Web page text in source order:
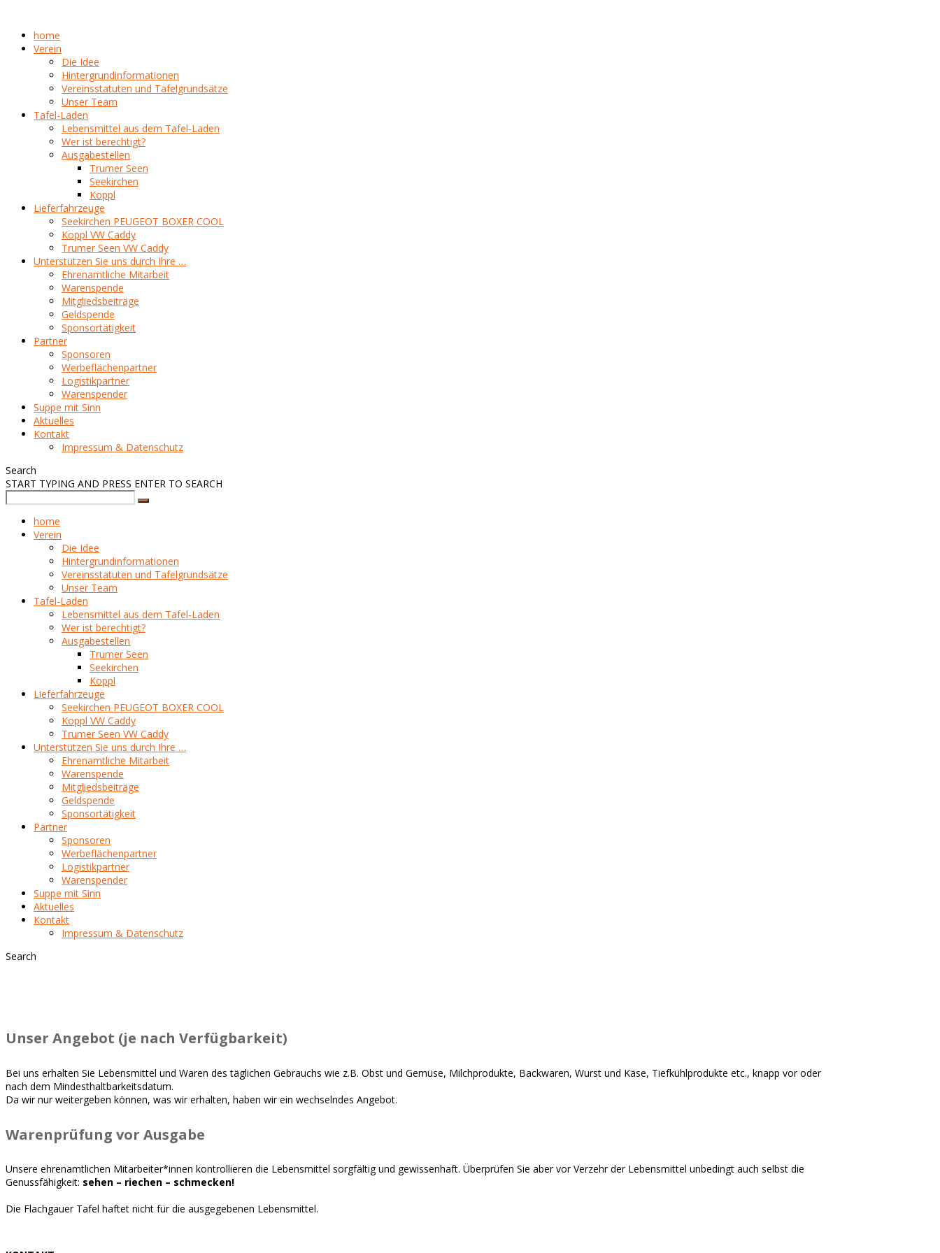
home
Verein
Die Idee
Hintergrundinformationen
Vereinsstatuten und Tafelgrundsätze
Unser Team
Tafel-Laden
Lebensmittel aus dem Tafel-Laden
Wer ist berechtigt?
Ausgabestellen
Trumer Seen
Seekirchen
Koppl
Lieferfahrzeuge
Seekirchen PEUGEOT BOXER COOL
Koppl VW Caddy
Trumer Seen VW Caddy
Unterstützen Sie uns durch Ihre …
Ehrenamtliche Mitarbeit
Warenspende
Mitgliedsbeiträge
Geldspende
Sponsortätigkeit
Partner
Sponsoren
Werbeflächenpartner
Logistikpartner
Warenspender
Suppe mit Sinn
Aktuelles
Kontakt
Impressum & Datenschutz
Search
START TYPING AND PRESS ENTER TO SEARCH
home
Verein
Die Idee
Hintergrundinformationen
Vereinsstatuten und Tafelgrundsätze
Unser Team
Tafel-Laden
Lebensmittel aus dem Tafel-Laden
Wer ist berechtigt?
Ausgabestellen
Trumer Seen
Seekirchen
Koppl
Lieferfahrzeuge
Seekirchen PEUGEOT BOXER COOL
Koppl VW Caddy
Trumer Seen VW Caddy
Unterstützen Sie uns durch Ihre …
Ehrenamtliche Mitarbeit
Warenspende
Mitgliedsbeiträge
Geldspende
Sponsortätigkeit
Partner
Sponsoren
Werbeflächenpartner
Logistikpartner
Warenspender
Suppe mit Sinn
Aktuelles
Kontakt
Impressum & Datenschutz
Search
Unser Angebot (je nach Verfügbarkeit)
Bei uns erhalten Sie Lebensmittel und Waren des täglichen Gebrauchs wie z.B. Obst und Gemüse, Milchprodukte, Backwaren, Wurst und Käse, Tiefkühlprodukte etc., knapp vor oder
nach dem Mindesthaltbarkeitsdatum.
Da wir nur weitergeben können, was wir erhalten, haben wir ein wechselndes Angebot.
Warenprüfung vor Ausgabe
Unsere ehrenamtlichen Mitarbeiter*innen kontrollieren die Lebensmittel sorgfältig und gewissenhaft. Überprüfen Sie aber vor Verzehr der Lebensmittel unbedingt auch selbst die
Genussfähigkeit: sehen – riechen – schmecken!
Die Flachgauer Tafel haftet nicht für die ausgegebenen Lebensmittel.